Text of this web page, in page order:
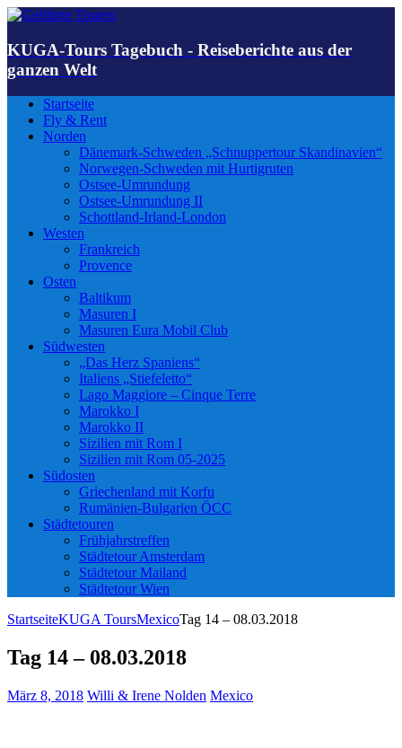
KUGA-Tours Tagebuch - Reiseberichte aus der
ganzen Welt
Startseite
Fly & Rent
Norden
Dänemark-Schweden „Schnuppertour Skandinavien“
Norwegen-Schweden mit Hurtigruten
Ostsee-Umrundung
Ostsee-Umrundung II
Schottland-Irland-London
Westen
Frankreich
Provence
Osten
Baltikum
Masuren I
Masuren Eura Mobil Club
Südwesten
„Das Herz Spaniens“
Italiens „Stiefeletto“
Lago Maggiore – Cinque Terre
Marokko I
Marokko II
Sizilien mit Rom I
Sizilien mit Rom 05-2025
Südosten
Griechenland mit Korfu
Rumänien-Bulgarien ÖCC
Städtetouren
Frühjahrstreffen
Städtetour Amsterdam
Städtetour Mailand
Städtetour Wien
StartseiteKUGA ToursMexicoTag 14 – 08.03.2018
Tag 14 – 08.03.2018
März 8, 2018 Willi & Irene Nolden Mexico